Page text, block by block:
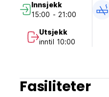
$20,00 kontanter for
Ingen opphold over 14
Innsjekkingstiden slutter
Den lokale byskatten i
Avbestillinger må gjøres
Innsjekk
15:00 - 21:00
Utsjekk
inntil 10:00
Fasiliteter